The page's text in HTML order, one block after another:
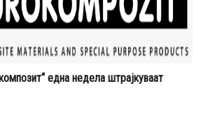
една недела штрајкуваат